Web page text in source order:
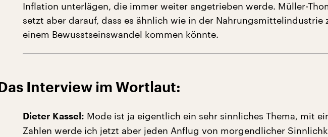
Inflation unterlägen, die immer weiter angetrieben werde. Müller-
setzt aber darauf, dass es ähnlich wie in der Nahrungsmittelindustrie
einem Bewusstseinswandel kommen könnte.
Das Interview im Wortlaut:
Dieter Kassel: Mode ist ja eigentlich ein sehr sinnliches Thema, mit
Zahlen werde ich jetzt aber jeden Anflug von morgendlicher